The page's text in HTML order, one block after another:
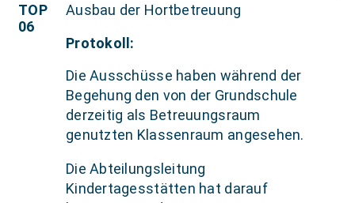
TOP
06
Ausbau der Hortbetreuung
Protokoll:
Die Ausschüsse haben während der
Begehung den von der Grundschule
derzeitig als Betreuungsraum
genutzten Klassenraum angesehen.
Die Abteilungsleitung
Kindertagesstätten hat darauf